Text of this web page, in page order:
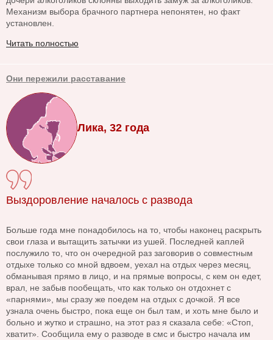
Механизм выбора брачного партнера непонятен, но факт
установлен.
Читать полностью
Они пережили расставание
Лика, 32 года
Выздоровление началось с развода
Больше года мне понадобилось на то, чтобы наконец раскрыть
свои глаза и вытащить затычки из ушей. Последней каплей
послужило то, что он очередной раз заговорив о совместным
отдыхе только со мной вдвоем, уехал на отдых через месяц,
обманывая прямо в лицо, и на прямые вопросы, с кем он едет,
врал, не забыв пообещать, что как только он отдохнет с
«парнями», мы сразу же поедем на отдых с дочкой. Я все
узнала очень быстро, пока еще он был там, и хоть мне было и
больно и жутко и страшно, на этот раз я сказала себе: «Стоп,
хватит». Сообщила ему о разводе в смс и быстро начала им